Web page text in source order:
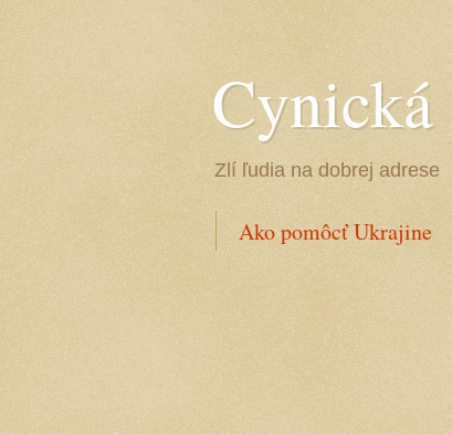
Zlí ľudia na dobrej adrese
Ako pomôcť Ukrajine